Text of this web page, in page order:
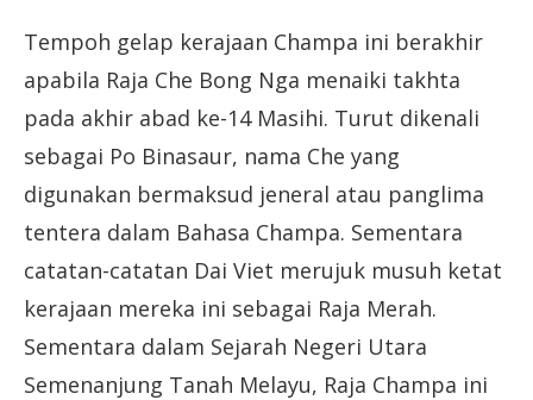
Tempoh gelap kerajaan Champa ini berakhir
apabila Raja Che Bong Nga menaiki takhta
pada akhir abad ke-14 Masihi. Turut dikenali
sebagai Po Binasaur, nama Che yang
digunakan bermaksud jeneral atau panglima
tentera dalam Bahasa Champa. Sementara
catatan-catatan Dai Viet merujuk musuh ketat
kerajaan mereka ini sebagai Raja Merah.
Sementara dalam Sejarah Negeri Utara
Semenanjung Tanah Melayu, Raja Champa ini